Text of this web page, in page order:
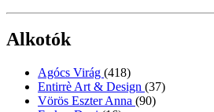
Alkotók
Agócs Virág (418)
Entirrè Art & Design (37)
Vörös Eszter Anna (90)